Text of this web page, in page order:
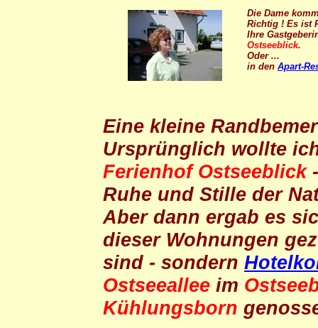
Die Dame
Richtig ! Es ist
Ihre
Ostseeblick.
Oder ...
in den Apart-
Eine kleine
Ursprünglich wollte
Ferienhof Ostseeblick
Ruhe und Stille der
Aber dann ergab es
dieser Wohnungen
sind - sondern
Ostseeallee im
Kühlungsborn